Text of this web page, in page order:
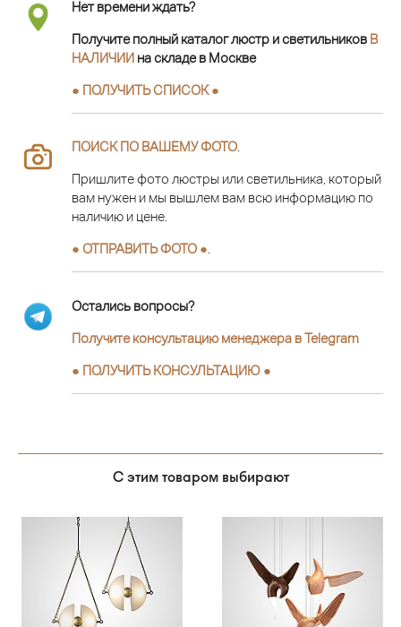
Нет времени ждать?
Получите полный каталог люстр и светильников В
НАЛИЧИИ на складе в Москве
● ПОЛУЧИТЬ СПИСОК ●
ПОИСК ПО ВАШЕМУ ФОТО
Пришлите фото люстры или светильника, который
вам нужен и мы вышлем вам всю информацию по
наличию и цене.
● ОТПРАВИТЬ ФОТО ●
Остались вопросы?
Получите консультацию менеджера в Telegram
● ПОЛУЧИТЬ КОНСУЛЬТАЦИЮ ●
С этим товаром выбирают